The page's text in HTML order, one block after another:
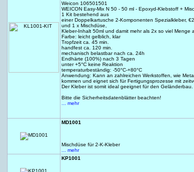
Weicon 106501501
WEICON Easy-Mix N 50 - 50 ml - Epoxyd-Klebstoff +
1 Kit bestehend aus
einer Doppelkartusche 2-Komponenten Spezialkleber,
und 1 x Mischdüse,
Kleber-Inhalt 50ml und damit mehr als 2x so viel Menge
Farbe: leicht gelblich, klar
Tropfzeit ca. 45 min.
handfest ca. 120 min.
mechanisch belastbar nach ca. 24h
Endhärte (100%) nach 3 Tagen
unter +5°C keine Reaktion
temperaturbeständig: -50°C-+80°C
Anwendung: Kann an zahlreichen Werkstoffen, wie
kommen und eignet sich für Fertigungsprozesse mit
Der Kleber ist somit ideal geeignet für den Geländerbau.
Bitte die Sicherheitsdatenblätter beachten!
... mehr
MD1001
Mischdüse für 2-K-Kleber
... mehr
KP1001